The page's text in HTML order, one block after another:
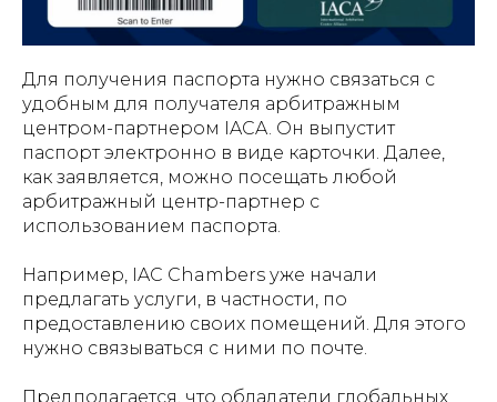
Для получения паспорта нужно связаться с
удобным для получателя арбитражным
центром-партнером IACA. Он выпустит
паспорт электронно в виде карточки. Далее,
как заявляется, можно посещать любой
арбитражный центр-партнер с
использованием паспорта.
Например, IAC Chambers уже начали
предлагать услуги , в частности, по
предоставлению своих помещений. Для этого
нужно связываться с ними по почте.
Предполагается, что обладатели глобальных